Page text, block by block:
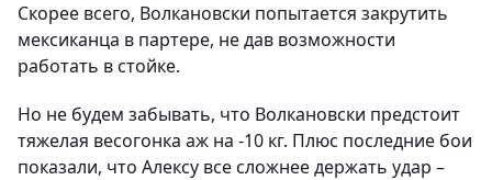
Скорее всего, Волкановски попытается закрутить
мексиканца в партере, не дав возможности
работать в стойке.
Но не будем забывать, что Волкановски предстоит
тяжелая весогонка аж на -10 кг. Плюс последние бои
показали, что Алексу все сложнее держать удар –